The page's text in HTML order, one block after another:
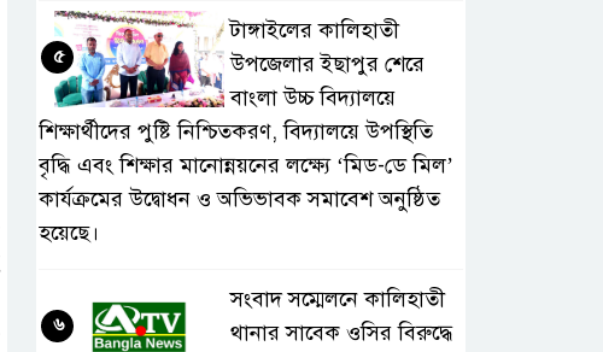
টাঙ্গাইলের কালিহাতী
উপজেলার ইছাপুর শেরে
বাংলা উচ্চ বিদ্যালয়ে
শিক্ষার্থীদের পুষ্টি নিশ্চিতকরণ, বিদ্যালয়ে উপস্থিতি
বৃদ্ধি এবং শিক্ষার মানোন্নয়নের লক্ষ্যে ‘মিড-ডে মিল’
কার্যক্রমের উদ্বোধন ও অভিভাবক সমাবেশ অনুষ্ঠিত
হয়েছে।
৫
সংবাদ সম্মেলনে কালিহাতী
থানার সাবেক ওসির বিরুদ্ধে
৬